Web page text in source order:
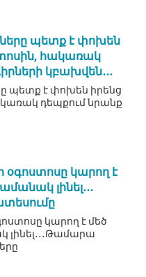
պետք է փոխեն
հակառակ
կբախվեն․․․
պետք է փոխեն իրենց
դեպքում նրանք
օգոստոսը կարող է
լինել․․․
կարող է մեծ
լինել․․․Թամարա